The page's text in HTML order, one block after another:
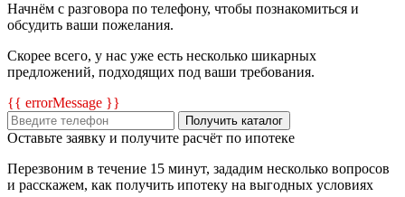
Начнём с разговора по телефону, чтобы познакомиться и
обсудить ваши пожелания.
Скорее всего, у нас уже есть несколько шикарных
предложений, подходящих под ваши требования.
{{ errorMessage }}
Получить каталог
Оставьте заявку и получите расчёт по ипотеке
Перезвоним в течение 15 минут, зададим несколько вопросов
и расскажем, как получить ипотеку на выгодных условиях